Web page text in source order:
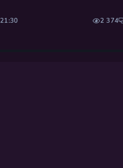
2 374